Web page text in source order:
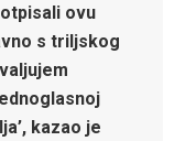
ovu
s triljskog
kazao je